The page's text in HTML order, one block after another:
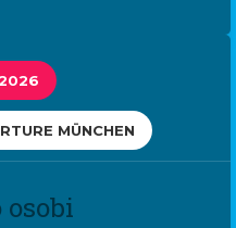
MÜNCHEN
osobi